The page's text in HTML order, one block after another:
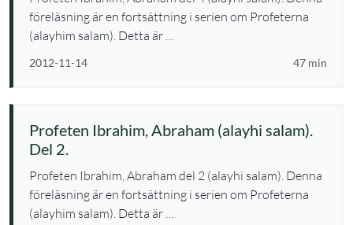
föreläsning är en fortsättning i serien om Profeterna
(alayhim salam). Detta är …
2012-11-14 47 min
Profeten Ibrahim, Abraham (alayhi salam).
Del 2.
Profeten Ibrahim, Abraham del 2 (alayhi salam). Denna
föreläsning är en fortsättning i serien om Profeterna
(alayhim salam). Detta är …